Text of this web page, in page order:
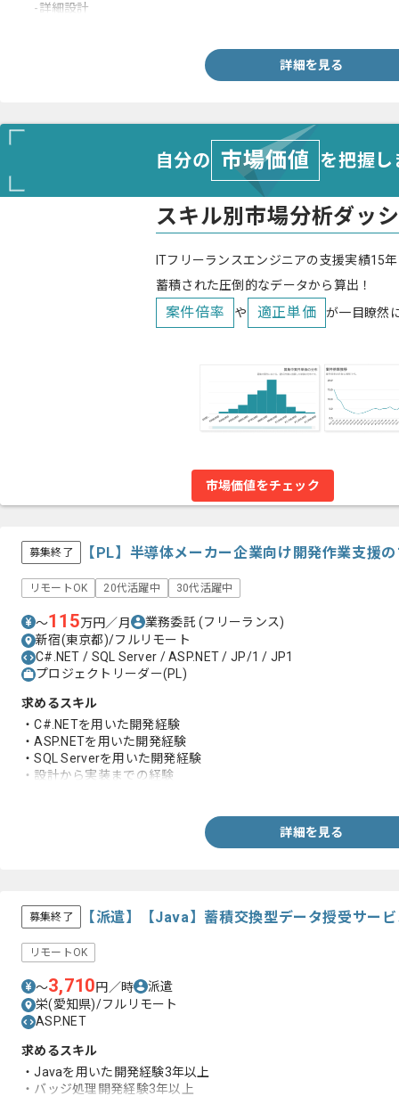
-詳細設計
詳細を見る
自分の 市場価値 を把握
スキル別市場分析ダッ
ITフリーランスエンジニアの支援実績15
蓄積された圧倒的なデータから算出！
案件倍率 や 適正単価 が一目瞭然
市場価値をチェック
募集終了 【PL】半導体メーカー企業向け開発作業支援
リモートOK 20代活躍中 30代活躍中
〜115万円／月 業務委託(フリーランス)
新宿(東京都)/フルリモート
C#.NET / SQL Server / ASP.NET / JP/1 / JP1
プロジェクトリーダー(PL)
求めるスキル
・C#.NETを用いた開発経験
・ASP.NETを用いた開発経験
・SQL Serverを用いた開発経験
・設計から実装までの経験
詳細を見る
募集終了 【派遣】【Java】蓄積交換型データ授受サー
リモートOK
〜3,710円／時
派遣
栄(愛知県)/フルリモート
ASP.NET
求めるスキル
・Javaを用いた開発経験3年以上
・バッジ処理開発経験3年以上